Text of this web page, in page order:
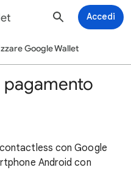
Accedi
Google Wallet
con Google
Android con